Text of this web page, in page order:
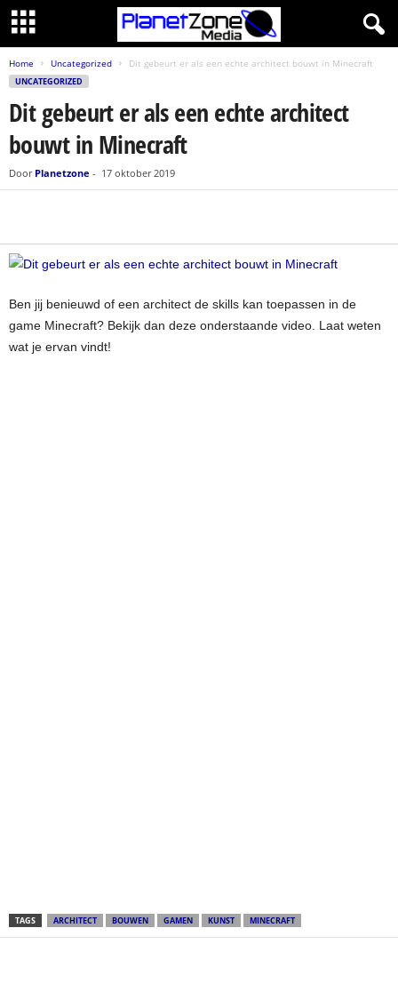
Home Uncategorized Dit gebeurt er als een echte architect bouwt in Minecraft
UNCATEGORIZED
Dit gebeurt er als een echte architect
bouwt in Minecraft
Door Planetzone - 17 oktober 2019
Ben jij benieuwd of een architect de skills kan toepassen in de
game Minecraft? Bekijk dan deze onderstaande video. Laat weten
wat je ervan vindt!
TAGS ARCHITECT BOUWEN GAMEN KUNST MINECRAFT